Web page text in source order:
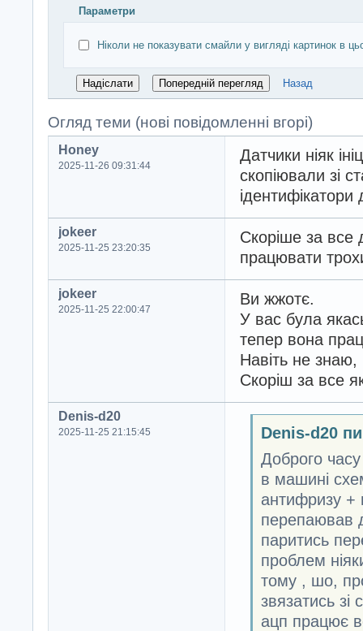
Параметри
Ніколи не показувати смайли у вигляді картинок в
Назад
Огляд теми (нові повідомленні вгорі)
Honey
2025-11-26 09:31:44
Датчики ніяк
скопіювали зі
ідентифікатори
jokeer
2025-11-25 23:20:35
Скоріше за все
працювати
jokeer
2025-11-25 22:00:47
Ви жжотє.
У вас була
тепер вона
Навіть не
Скоріш за все
Denis-d20
2025-11-25 21:15:45
Denis-d20
Доброго
в машині
антифризу +
перепаював
паритись
проблем
тому , шо,
звязатись
ацп працює